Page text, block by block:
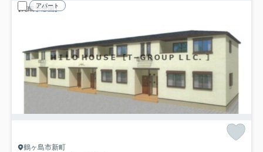
アパート
鶴ヶ島市新町